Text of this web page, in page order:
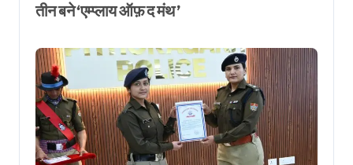
तीन बने ‘एम्प्लाय ऑफ़ द मंथ ’